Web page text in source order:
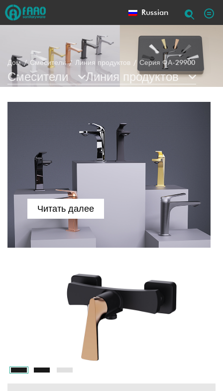
Russian
Дом Смесители Линия продуктов Серия ФА-29900
Смесители Линия продуктов
Читать далее